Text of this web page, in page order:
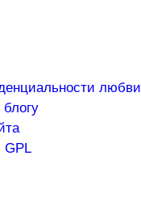
любви
GPL